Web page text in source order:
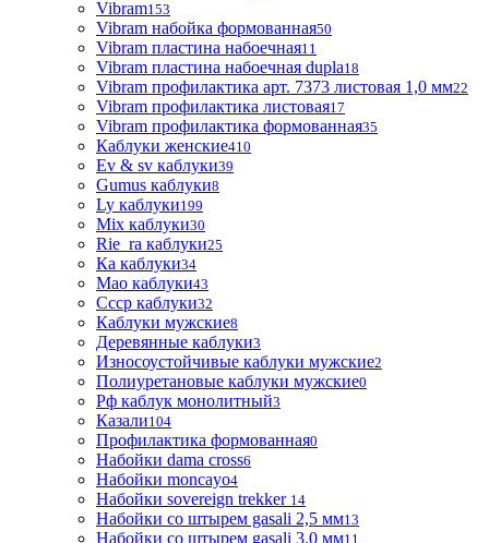
Vibram153
Vibram набойка формованная50
Vibram пластина набоечная11
Vibram пластина набоечная dupla18
Vibram профилактика арт. 7373 листовая 1,0 мм22
Vibram профилактика листовая17
Vibram профилактика формованная35
Каблуки женские410
Ev & sv каблуки39
Gumus каблуки8
Ly каблуки199
Mix каблуки30
Rie_ra каблуки25
Ка каблуки34
Мао каблуки43
Ссср каблуки32
Каблуки мужские8
Деревянные каблуки3
Износоустойчивые каблуки мужские2
Полиуретановые каблуки мужские0
Рф каблук монолитный3
Казали104
Профилактика формованная0
Набойки dama cross6
Набойки moncayo4
Набойки sovereign trekker 14
Набойки со штырем gasali 2,5 мм13
Набойки со штырем gasali 3.0 мм11